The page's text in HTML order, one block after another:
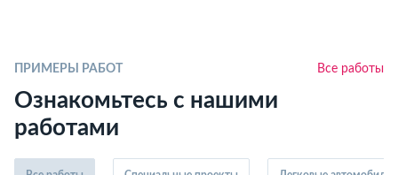
ПРИМЕРЫ РАБОТ Все работы
Ознакомьтесь с нашими
работами